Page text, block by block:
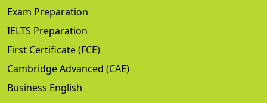
Exam Preparation
IELTS Preparation
First Certificate (FCE)
Cambridge Advanced (CAE)
Business English